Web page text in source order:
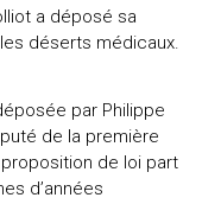
a déposé sa
déserts médicaux.
par Philippe
de la première
de loi part
d’années